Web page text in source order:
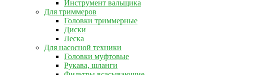
Инструмент вальщика
Для триммеров
Головки триммерные
Диски
Леска
Для насосной техники
Головки муфтовые
Рукава, шланги